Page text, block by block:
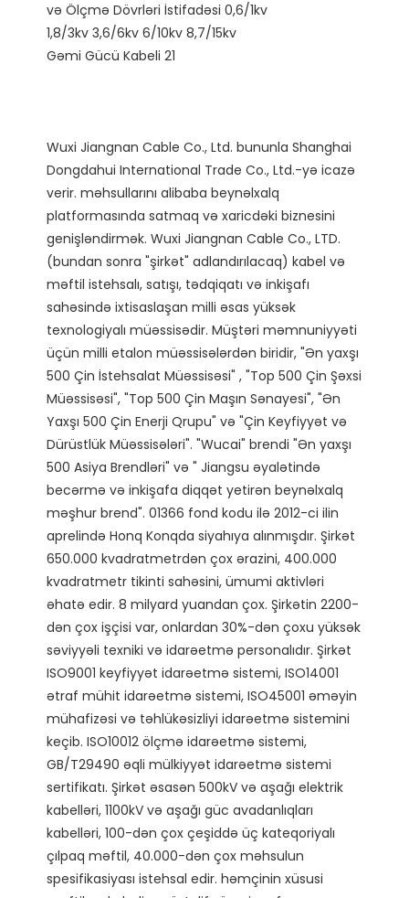
Wuxi Jiangnan Cable Co., Ltd. bununla Shanghai
Dongdahui International Trade Co., Ltd.-yə icazə
verir. məhsullarını alibaba beynəlxalq
platformasında satmaq və xaricdəki biznesini
genişləndirmək. Wuxi Jiangnan Cable Co., LTD.
(bundan sonra "şirkət" adlandırılacaq) kabel və
məftil istehsalı, satışı, tədqiqatı və inkişafı
sahəsində ixtisaslaşan milli əsas yüksək
texnologiyalı müəssisədir. Müştəri məmnuniyyəti
üçün milli etalon müəssisələrdən biridir, "Ən yaxşı
500 Çin İstehsalat Müəssisəsi" , "Top 500 Çin Şəxsi
Müəssisəsi", "Top 500 Çin Maşın Sənayesi", "Ən
Yaxşı 500 Çin Enerji Qrupu" və "Çin Keyfiyyət və
Dürüstlük Müəssisələri". "Wucai" brendi "Ən yaxşı
500 Asiya Brendləri" və " Jiangsu əyalətində
becərmə və inkişafa diqqət yetirən beynəlxalq
məşhur brend". 01366 fond kodu ilə 2012-ci ilin
aprelində Honq Konqda siyahıya alınmışdır. Şirkət
650.000 kvadratmetrdən çox ərazini, 400.000
kvadratmetr tikinti sahəsini, ümumi aktivləri
əhatə edir. 8 milyard yuandan çox. Şirkətin 2200-
dən çox işçisi var, onlardan 30%-dən çoxu yüksək
səviyyəli texniki və idarəetmə personalıdır. Şirkət
ISO9001 keyfiyyət idarəetmə sistemi, ISO14001
ətraf mühit idarəetmə sistemi, ISO45001 əməyin
mühafizəsi və təhlükəsizliyi idarəetmə sistemini
keçib. ISO10012 ölçmə idarəetmə sistemi,
GB/T29490 əqli mülkiyyət idarəetmə sistemi
sertifikatı. Şirkət əsasən 500kV və aşağı elektrik
kabelləri, 1100kV və aşağı güc avadanlıqları
kabelləri, 100-dən çox çeşiddə üç kateqoriyalı
çılpaq məftil, 40.000-dən çox məhsulun
spesifikasiyası istehsal edir. həmçinin xüsusi